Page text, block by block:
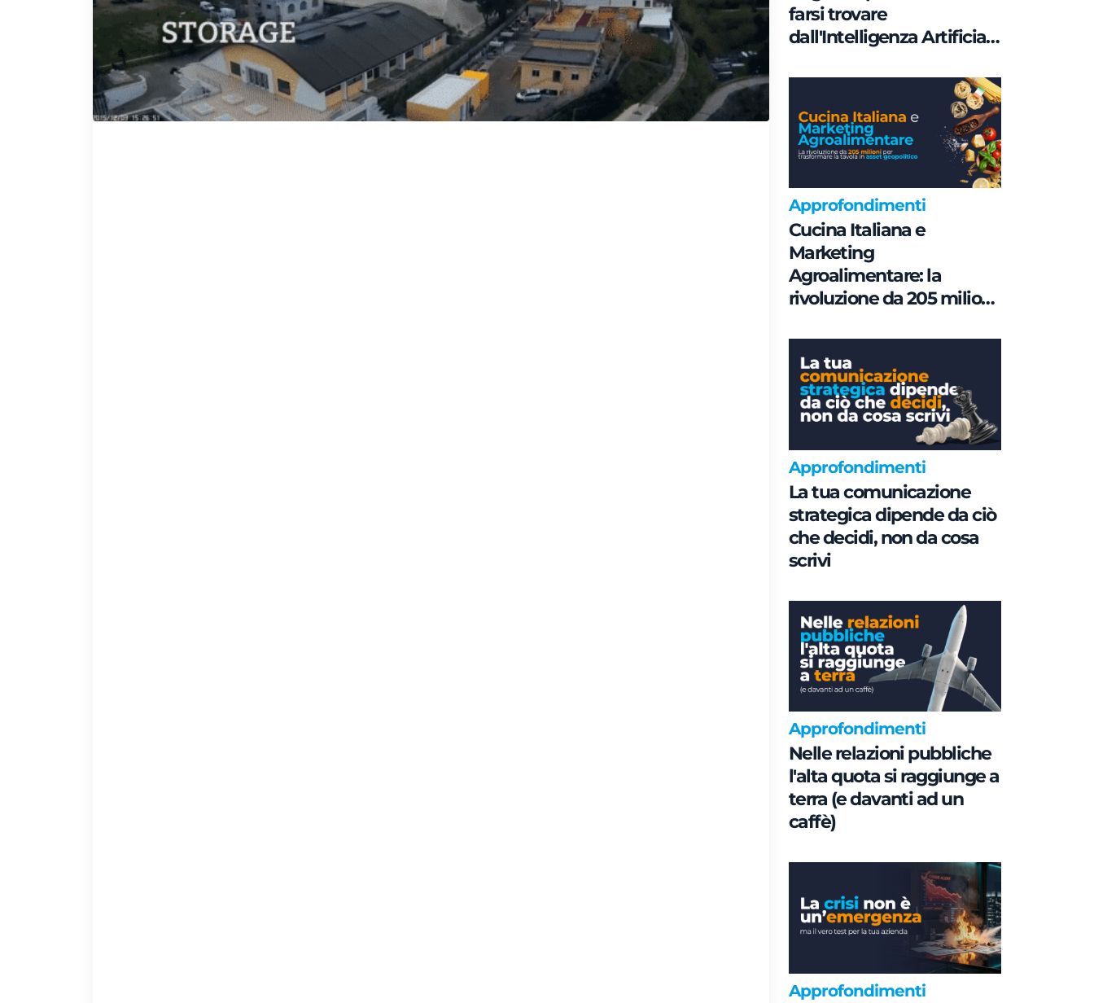
farsi trovare
dall'Intelligenza Artificiale
Governance e non di
parole chiave
Approfondimenti
Cucina Italiana e
Marketing
Agroalimentare: la
rivoluzione da 205 milioni
in asset geopolitico
Approfondimenti
La tua comunicazione
strategica dipende da ciò
che decidi, non da cosa
scrivi
Approfondimenti
Nelle relazioni pubbliche
l'alta quota si raggiunge a
terra (e davanti ad un
caffè)
Approfondimenti